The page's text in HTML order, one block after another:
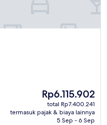
Harga
sekarang
Rp6.115.902
Rp6.115.902
total Rp7.400.241
termasuk pajak & biaya lainnya
5 Sep - 6 Sep